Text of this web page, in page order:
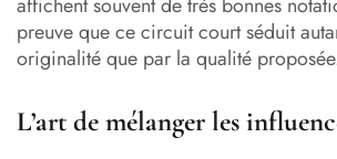
preuve que ce circuit court séduit
originalité que par la qualité
L’art de mélanger les